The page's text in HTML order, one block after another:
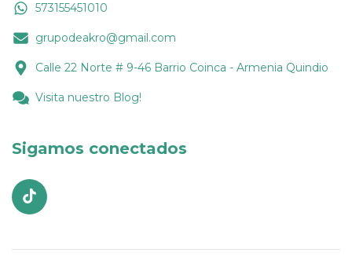
573155451010
grupodeakro@gmail.com
Calle 22 Norte # 9-46 Barrio Coinca - Armenia Quindio
Visita nuestro Blog!
Sigamos conectados